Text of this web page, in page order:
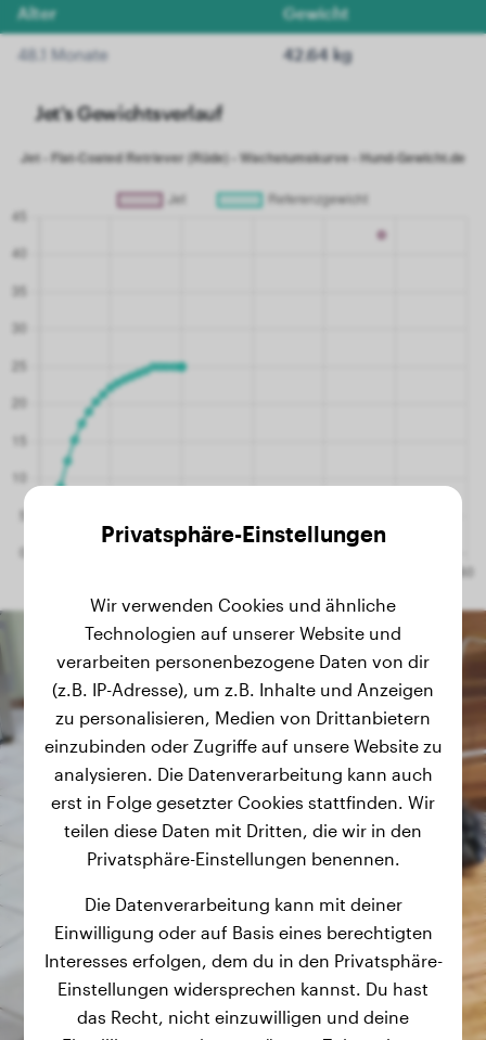
Alter Gewicht
48.1 Monate 42.64 kg
Jet's Gewichtsverlauf
Privatsphäre-Einstellungen
Wir verwenden Cookies und ähnliche
Technologien auf unserer Website und
verarbeiten personenbezogene Daten von dir
(z.B. IP-Adresse), um z.B. Inhalte und Anzeigen
zu personalisieren, Medien von Drittanbietern
einzubinden oder Zugriffe auf unsere Website zu
analysieren. Die Datenverarbeitung kann auch
erst in Folge gesetzter Cookies stattfinden. Wir
teilen diese Daten mit Dritten, die wir in den
Privatsphäre-Einstellungen benennen.
Die Datenverarbeitung kann mit deiner
Einwilligung oder auf Basis eines berechtigten
Interesses erfolgen, dem du in den Privatsphäre-
Einstellungen widersprechen kannst. Du hast
das Recht, nicht einzuwilligen und deine